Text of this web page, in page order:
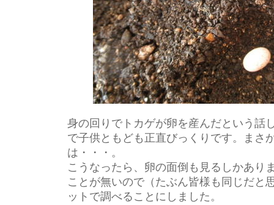
身の回りでトカゲが卵を産んだという話
で子供ともども正直びっくりです。まさ
は・・・。
こうなったら、卵の面倒も見るしかあり
ことが無いので（たぶん皆様も同じだと
ットで調べることにしました。